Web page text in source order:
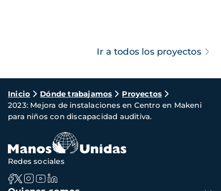
Ir a todos los proyectos
Ruta
de
navegación
Inicio Dónde trabajamos
Proyectos
2023: Mejora de instalaciones en Centro en Makeni
para niños con discapacidad auditiva.
Redes sociales